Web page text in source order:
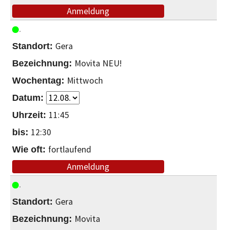
Anmeldung
Gera
Movita NEU!
Mittwoch
11:45
12:30
fortlaufend
Anmeldung
Gera
Movita